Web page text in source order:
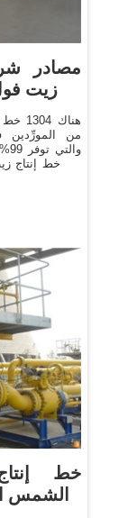
مصادر
زيت
من المورِّدين
من خط إنتاج
خط
الشمس